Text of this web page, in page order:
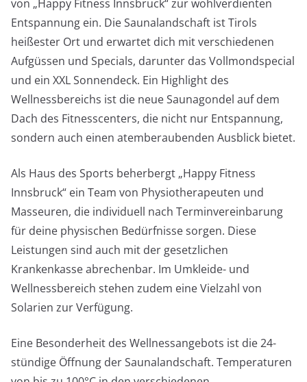
von „Happy Fitness Innsbruck“ zur wohlverdienten
Entspannung ein. Die Saunalandschaft ist Tirols
heißester Ort und erwartet dich mit verschiedenen
Aufgüssen und Specials, darunter das Vollmondspecial
und ein XXL Sonnendeck. Ein Highlight des
Wellnessbereichs ist die neue Saunagondel auf dem
Dach des Fitnesscenters, die nicht nur Entspannung,
sondern auch einen atemberaubenden Ausblick bietet.
Als Haus des Sports beherbergt „Happy Fitness
Innsbruck“ ein Team von Physiotherapeuten und
Masseuren, die individuell nach Terminvereinbarung
für deine physischen Bedürfnisse sorgen. Diese
Leistungen sind auch mit der gesetzlichen
Krankenkasse abrechenbar. Im Umkleide- und
Wellnessbereich stehen zudem eine Vielzahl von
Solarien zur Verfügung.
Eine Besonderheit des Wellnessangebots ist die 24-
stündige Öffnung der Saunalandschaft. Temperaturen